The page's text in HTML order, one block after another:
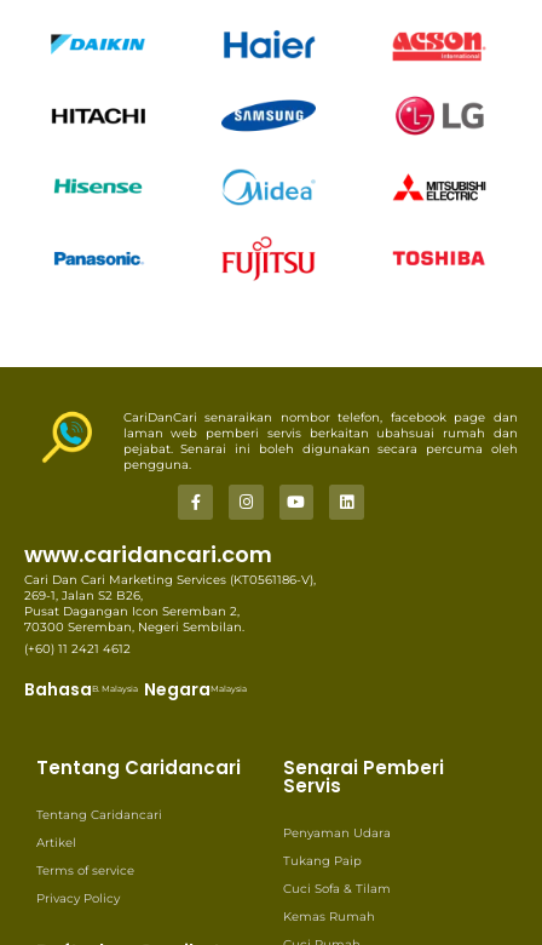
CariDanCari senaraikan nombor telefon, facebook page dan
laman web pemberi servis berkaitan ubahsuai rumah dan
pejabat. Senarai ini boleh digunakan secara percuma oleh
pengguna.
www.caridancari.com
Cari Dan Cari Marketing Services (KT0561186-V),
269-1, Jalan S2 B26,
Pusat Dagangan Icon Seremban 2,
70300 Seremban, Negeri Sembilan.
(+60) 11 2421 4612
BahasaB. Malaysia NegaraMalaysia
Tentang Caridancari
Tentang Caridancari
Artikel
Terms of service
Privacy Policy
Senarai Pemberi
Servis
Penyaman Udara
Tukang Paip
Cuci Sofa & Tilam
Kemas Rumah